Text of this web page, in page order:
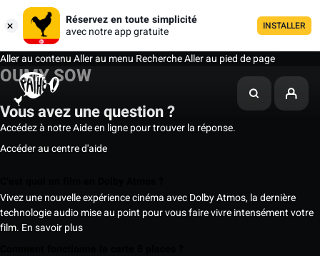
Réservez en toute simplicité
avec notre app gratuite
INSTALLER
Aller au contenuAller au menu RechercheAller au pied de page
OUMY SOW
Vous avez une question ?
Accédez à notre Aide en ligne pour trouver la réponse.
Accéder au centre d'aide
Vivez une nouvelle expérience cinéma avec Dolby Atmos, la dernière
technologie audio mise au point pour vous faire vivre intensément votre
film. En savoir plus